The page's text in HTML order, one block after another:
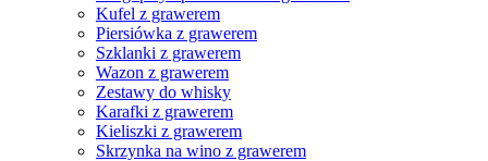
Kufel z grawerem
Piersiówka z grawerem
Szklanki z grawerem
Wazon z grawerem
Zestawy do whisky
Karafki z grawerem
Kieliszki z grawerem
Skrzynka na wino z grawerem